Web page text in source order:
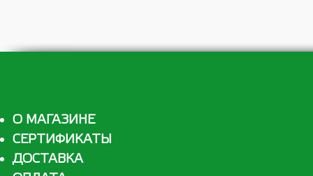
О МАГАЗИНЕ
СЕРТИФИКАТЫ
ДОСТАВКА